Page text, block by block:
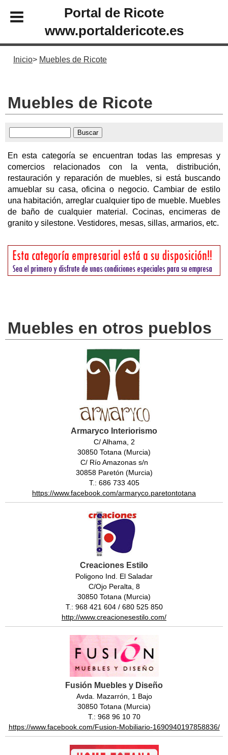
Portal de Ricote
www.portaldericote.es
Inicio Muebles de Ricote
Muebles de Ricote
En esta categoría se encuentran todas las empresas y
comercios relacionados con la venta, distribución,
restauración y reparación de muebles, si está buscando
amueblar su casa, oficina o negocio. Cambiar de estilo
una habitación, arreglar cualquier tipo de mueble. Muebles
de baño de cualquier material. Cocinas, encimeras de
granito y silestone. Vestidores, mesas, sillas, armarios, etc.
Muebles en otros pueblos
Armaryco Interiorismo
C/ Alhama, 2
30850 Totana (Murcia)
C/ Río Amazonas s/n
30858 Paretón (Murcia)
T.: 686 733 405
https://www.facebook.com/armaryco.paretontotana
Creaciones Estilo
Poligono Ind. El Saladar
C/Ojo Peralta, 8
30850 Totana (Murcia)
T.: 968 421 604 / 680 525 850
http://www.creacionesestilo.com/
Fusión Muebles y Diseño
Avda. Mazarrón, 1 Bajo
30850 Totana (Murcia)
T.: 968 96 10 70
https://www.facebook.com/Fusion-Mobiliario-1690940197858836/